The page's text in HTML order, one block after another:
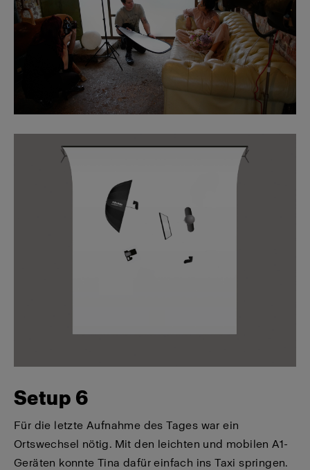
Setup 6
Für die letzte Aufnahme des Tages war ein
Ortswechsel nötig. Mit den leichten und mobilen A1-
Geräten konnte Tina dafür einfach ins Taxi springen.